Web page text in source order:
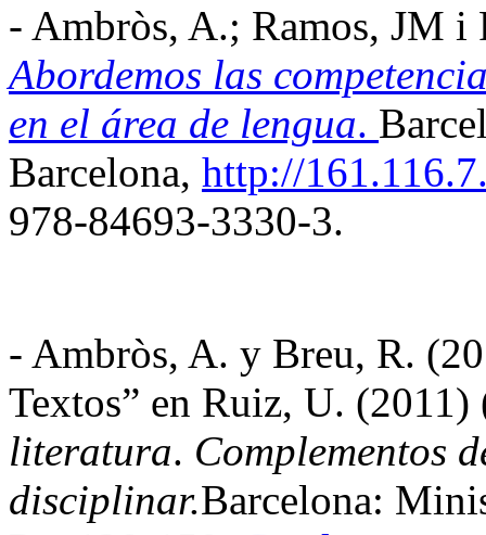
- Ambròs, A.; Ramos, JM
Abordemos las
en el área de lengua.
Barcelona, http://
978-84693-3330-3.
- Ambròs, A. y Breu, R.
Textos” en Ruiz, U. (2011)
literatura. Complementos
disciplinar.Barcelona: